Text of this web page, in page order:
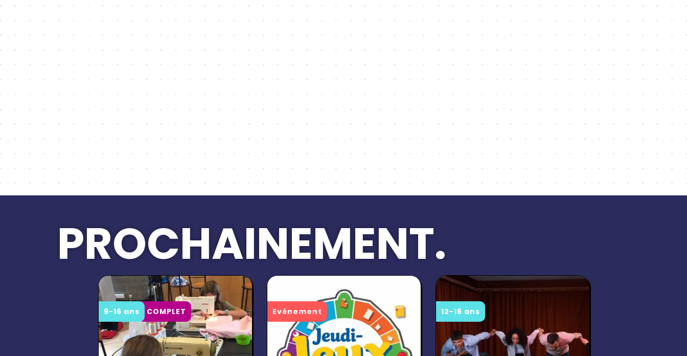
PROCHAINEMENT.
9-16 ans COMPLET Evénement 12-16 ans